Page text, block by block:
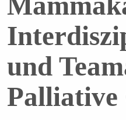
und
Palliative